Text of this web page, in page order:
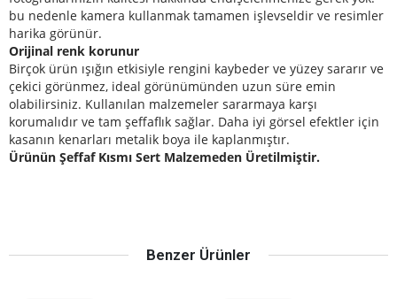
bu nedenle kamera kullanmak tamamen işlevseldir ve resimler
harika görünür.
Orijinal renk korunur
Birçok ürün ışığın etkisiyle rengini kaybeder ve yüzey sararır ve
çekici görünmez, ideal görünümünden uzun süre emin
olabilirsiniz. Kullanılan malzemeler sararmaya karşı
korumalıdır ve tam şeffaflık sağlar. Daha iyi görsel efektler için
kasanın kenarları metalik boya ile kaplanmıştır.
Ürünün Şeffaf Kısmı Sert Malzemeden Üretilmiştir.
Benzer Ürünler